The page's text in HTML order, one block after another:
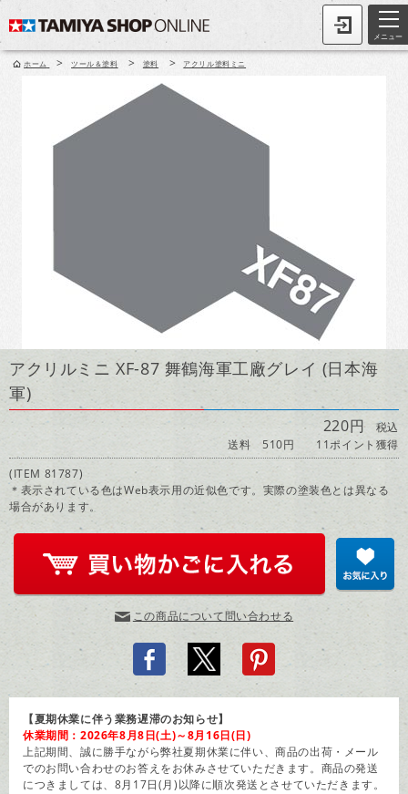
メニュー
ホーム > ツール＆塗料 > 塗料 > アクリル塗料ミニ
アクリルミニ XF-87 舞鶴海軍工廠グレイ (日本海
軍)
220円税込
送料 510円
11ポイント獲得
(ITEM 81787)
＊表示されている色はWeb表示用の近似色です。実際の塗装色とは異なる
場合があります。
この商品について問い合わせる
【夏期休業に伴う業務遅滞のお知らせ】
休業期間：2026年8月8日(土)～8月16日(日)
上記期間、誠に勝手ながら弊社夏期休業に伴い、商品の出荷・メール
でのお問い合わせのお答えをお休みさせていただきます。商品の発送
につきましては、8月17日(月)以降に順次発送とさせていただきます。